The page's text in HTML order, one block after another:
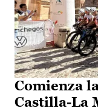
Comienza
Castilla-La